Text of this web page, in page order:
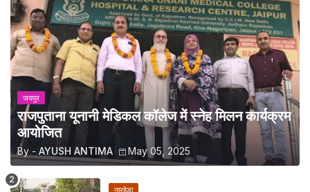
जयपुर
राजपुताना यूनानी मेडिकल कॉलेज में स्नेह मिलन कार्यक्रम
आयोजित
By - AYUSH ANTIMA May 05, 2025
नारहेड़ा